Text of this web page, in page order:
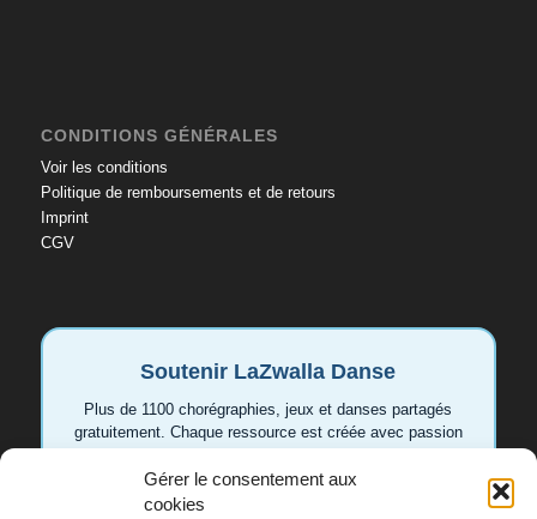
Gérer le consentement aux
cookies
CONDITIONS GÉNÉRALES
Voir les conditions
Politique de remboursements et de retours
Imprint
CGV
Soutenir LaZwalla Danse
Plus de 1100 chorégraphies, jeux et danses partagés
gratuitement. Chaque ressource est créée avec passion
soutien permet de continuer à développer de nouvelles